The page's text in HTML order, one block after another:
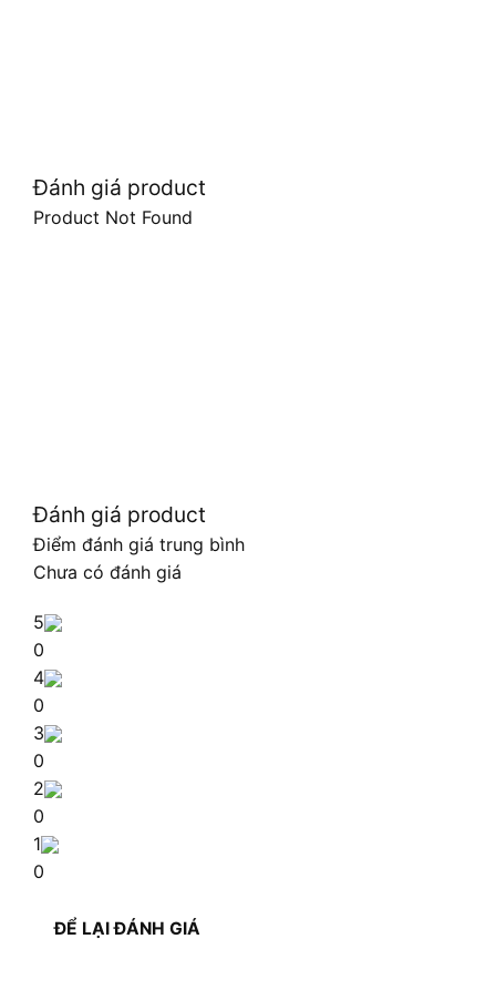
Đánh giá product
Product Not Found
Đánh giá product
Điểm đánh giá trung bình
Chưa có đánh giá
5
0
4
0
3
0
2
0
1
0
ĐỂ LẠI ĐÁNH GIÁ